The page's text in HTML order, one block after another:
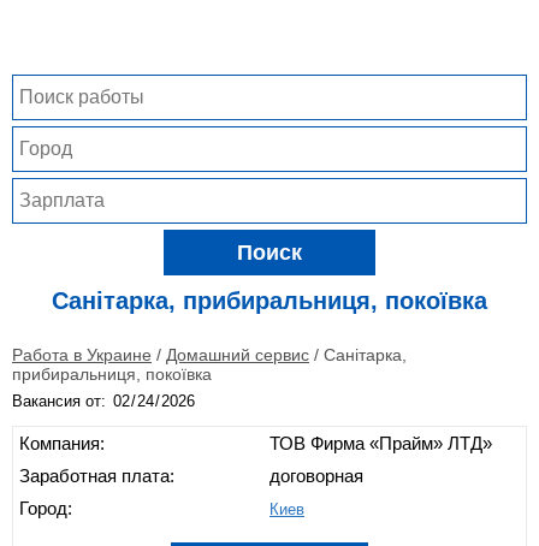
Поиск
Санітарка, прибиральниця, покоївка
Работа в Украине / Домашний сервис / Санітарка,
прибиральниця, покоївка
Вакансия от:
Компания:
Заработная плата:
Город:
ТОВ Фирма «Прайм» ЛТД»
договорная
Киев